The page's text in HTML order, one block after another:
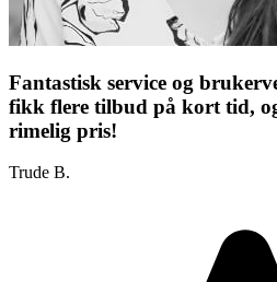
Fantastisk service og
fikk flere tilbud på kort tid,
rimelig pris!
Trude B.